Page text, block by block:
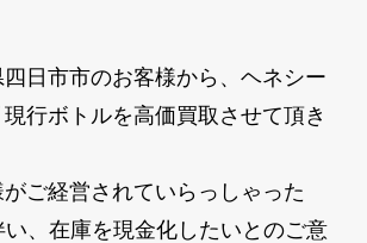
日市市のお客様から、ヘネシー
行ボトルを高価買取させて頂き
ご経営されていらっしゃった
、在庫を現金化したいとのご意